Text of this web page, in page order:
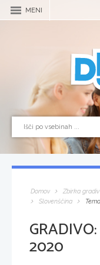
MENI
Domov Zbirka gradiv
Slovenščina
GRADIVO:
2020